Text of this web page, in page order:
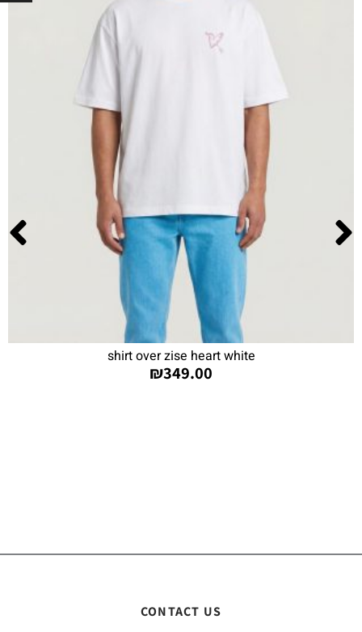
shirt over zise heart white
₪349.00
CONTACT US